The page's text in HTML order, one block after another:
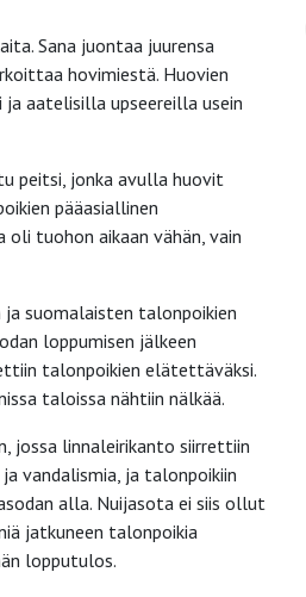
pienemmäksi.
Sana juontaa juurensa
hovimiestä. Huovien
aatelisilla upseereilla usein
peitsi, jonka avulla huovit
pääasiallinen
tuohon aikaan vähän, vain
suomalaisten talonpoikien
loppumisen jälkeen
talonpoikien elätettäväksi.
taloissa nähtiin nälkää.
jossa linnaleirikanto siirrettiin
vandalismia, ja talonpoikiin
alla. Nuijasota ei siis ollut
jatkuneen talonpoikia
lopputulos.